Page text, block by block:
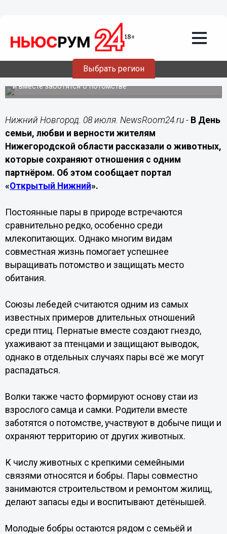
Выбрать регион
Нижегородцам рассказали, какие
животные создают пары на всю жизнь
В День семьи, любви и верности жителям региона
рассказали о животных, которые создают крепкие пары
и вместе заботятся о потомстве
Нижний Новгород. 08 июля. NewsRoom24.ru - В День
семьи, любви и верности жителям
Нижегородской области рассказали о животных,
которые сохраняют отношения с одним
партнёром. Об этом сообщает портал
«Открытый Нижний».
Постоянные пары в природе встречаются
сравнительно редко, особенно среди
млекопитающих. Однако многим видам
совместная жизнь помогает успешнее
выращивать потомство и защищать место
обитания.
Союзы лебедей считаются одним из самых
известных примеров длительных отношений
среди птиц. Пернатые вместе создают гнездо,
ухаживают за птенцами и защищают выводок,
однако в отдельных случаях пары всё же могут
распадаться.
Волки также часто формируют основу стаи из
взрослого самца и самки. Родители вместе
заботятся о потомстве, участвуют в добыче пищи и
охраняют территорию от других животных.
К числу животных с крепкими семейными
связями относятся и бобры. Пары совместно
занимаются строительством и ремонтом жилищ,
делают запасы еды и воспитывают детёнышей.
Молодые бобры остаются рядом с семьёй и